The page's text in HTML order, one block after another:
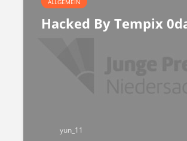
ALLGEMEIN
Hacked By Tempix
yun_11